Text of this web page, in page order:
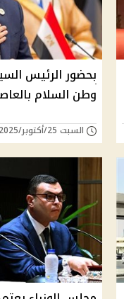
بحضور الرئيس
وطن السلام
السبت 25/أكتوبر/2025 - 08:25 م